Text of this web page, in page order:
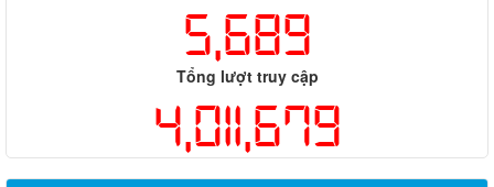
5,689
Tổng lượt truy cập
4,011,679